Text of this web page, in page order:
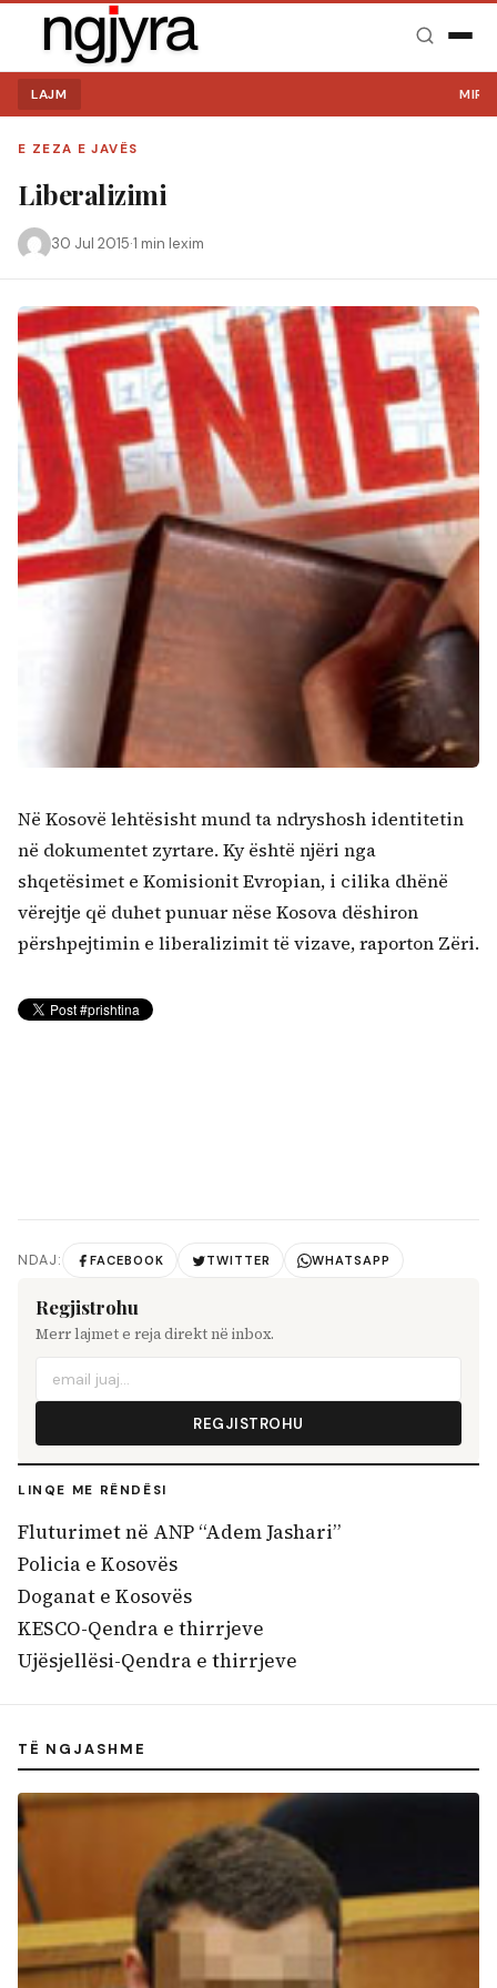
Kërko:
LAJM MIRË
E ZEZA E JAVËS
Liberalizimi
30 Jul 2015·1 min lexim
Në Kosovë lehtësisht mund ta ndryshosh identitetin
në dokumentet zyrtare. Ky është njëri nga
shqetësimet e Komisionit Evropian, i cilika dhënë
vërejtje që duhet punuar nëse Kosova dëshiron
përshpejtimin e liberalizimit të vizave, raporton Zëri.
NDAJ: FACEBOOK TWITTER WHATSAPP
Regjistrohu
Merr lajmet e reja direkt në inbox.
REGJISTROHU
LINQE ME RËNDËSI
Fluturimet në ANP “Adem Jashari”
Policia e Kosovës
Doganat e Kosovës
KESCO-Qendra e thirrjeve
Ujësjellësi-Qendra e thirrjeve
TË NGJASHME